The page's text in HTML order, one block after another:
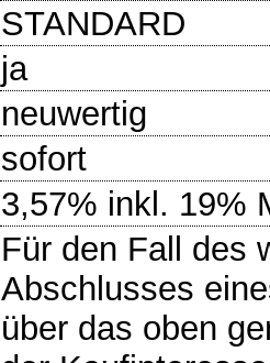
STANDARD
ja
neuwertig
sofort
3,57% inkl. 19%
Für den Fall des
Abschlusses
über das oben